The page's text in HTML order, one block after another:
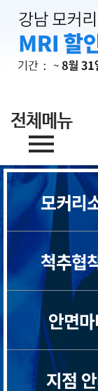
모커리
척추협
안면
지점